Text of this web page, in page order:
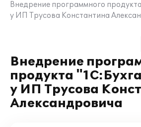
Внедрение программного
у ИП Трусова Константина
Внедрение
продукта
у ИП Трусова
Александровича